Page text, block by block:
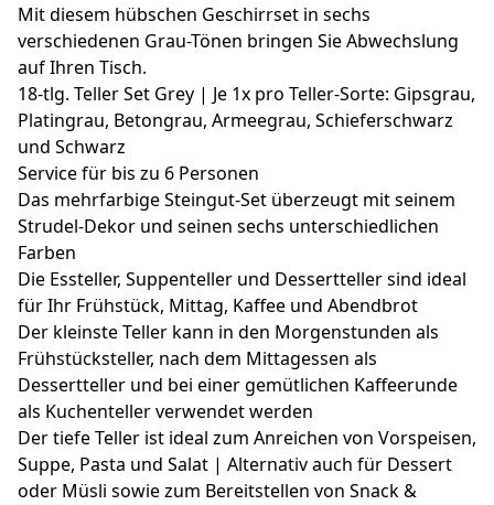
Mit diesem hübschen Geschirrset in sechs
verschiedenen Grau-Tönen bringen Sie Abwechslung
auf Ihren Tisch.
18-tlg. Teller Set Grey | Je 1x pro Teller-Sorte: Gipsgrau,
Platingrau, Betongrau, Armeegrau, Schieferschwarz
und Schwarz
Service für bis zu 6 Personen
Das mehrfarbige Steingut-Set überzeugt mit seinem
Strudel-Dekor und seinen sechs unterschiedlichen
Farben
Die Essteller, Suppenteller und Dessertteller sind ideal
für Ihr Frühstück, Mittag, Kaffee und Abendbrot
Der kleinste Teller kann in den Morgenstunden als
Frühstücksteller, nach dem Mittagessen als
Dessertteller und bei einer gemütlichen Kaffeerunde
als Kuchenteller verwendet werden
Der tiefe Teller ist ideal zum Anreichen von Vorspeisen,
Suppe, Pasta und Salat | Alternativ auch für Dessert
oder Müsli sowie zum Bereitstellen von Snack &